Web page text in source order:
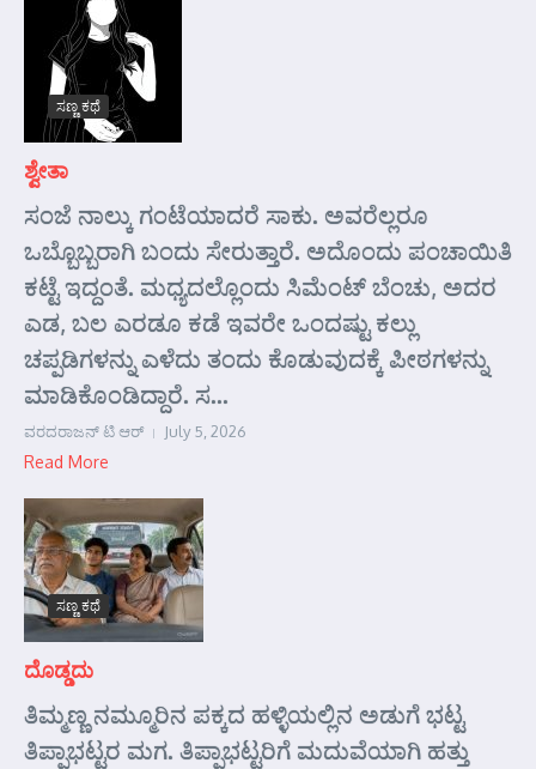
ಸಣ್ಣ ಕಥೆ
ಶ್ವೇತಾ
ಸಂಜೆ ನಾಲ್ಕು ಗಂಟೆಯಾದರೆ ಸಾಕು. ಅವರೆಲ್ಲರೂ
ಒಬ್ಬೊಬ್ಬರಾಗಿ ಬಂದು ಸೇರುತ್ತಾರೆ. ಅದೊಂದು ಪಂಚಾಯಿತಿ
ಕಟ್ಟೆ ಇದ್ದಂತೆ. ಮಧ್ಯದಲ್ಲೊಂದು ಸಿಮೆಂಟ್ ಬೆಂಚು, ಅದರ
ಎಡ, ಬಲ ಎರಡೂ ಕಡೆ ಇವರೇ ಒಂದಷ್ಟು ಕಲ್ಲು
ಚಪ್ಪಡಿಗಳನ್ನು ಎಳೆದು ತಂದು ಕೊಡುವುದಕ್ಕೆ ಪೀಠಗಳನ್ನು
ಮಾಡಿಕೊಂಡಿದ್ದಾರೆ. ಸ...
ವರದರಾಜನ್ ಟಿ ಆರ್ July 5, 2026
Read More
ಸಣ್ಣ ಕಥೆ
ದೊಡ್ಡದು
ತಿಮ್ಮಣ್ಣ ನಮ್ಮೂರಿನ ಪಕ್ಕದ ಹಳ್ಳಿಯಲ್ಲಿನ ಅಡುಗೆ ಭಟ್ಟ
ತಿಪ್ಪಾಭಟ್ಟರ ಮಗ. ತಿಪ್ಪಾಭಟ್ಟರಿಗೆ ಮದುವೆಯಾಗಿ ಹತ್ತು